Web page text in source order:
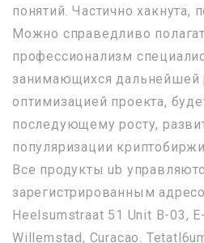
понятий. Частично хакнута,
Можно справедливо
профессионализм
занимающихся дальнейшей
оптимизацией проекта,
последующему росту,
популяризации
Все продукты ub
зарегистрированным
Heelsumstraat 51 Unit B-03,
Willemstad, Curacao.